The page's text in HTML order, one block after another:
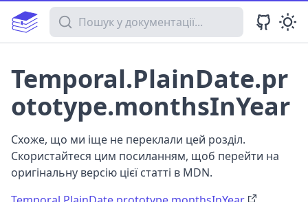
Пошук у документації
Temporal.PlainDate.pr
ototype.monthsInYear
Схоже, що ми іще не переклали цей розділ.
Скористайтеся цим посиланням, щоб перейти на
оригінальну версію цієї статті в MDN.